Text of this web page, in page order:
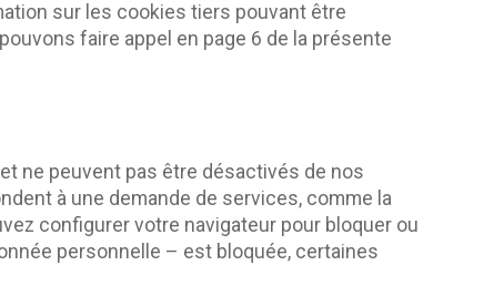
sur les cookies tiers pouvant être
faire appel en page 6 de la présente
ne peuvent pas être désactivés de nos
à une demande de services, comme la
configurer votre navigateur pour bloquer ou
personnelle – est bloquée, certaines